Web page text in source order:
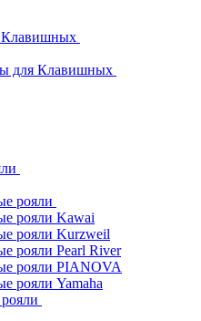
Клавишных
для Клавишных
рояли
рояли Kawai
рояли Kurzweil
рояли Pearl River
рояли PIANOVA
рояли Yamaha